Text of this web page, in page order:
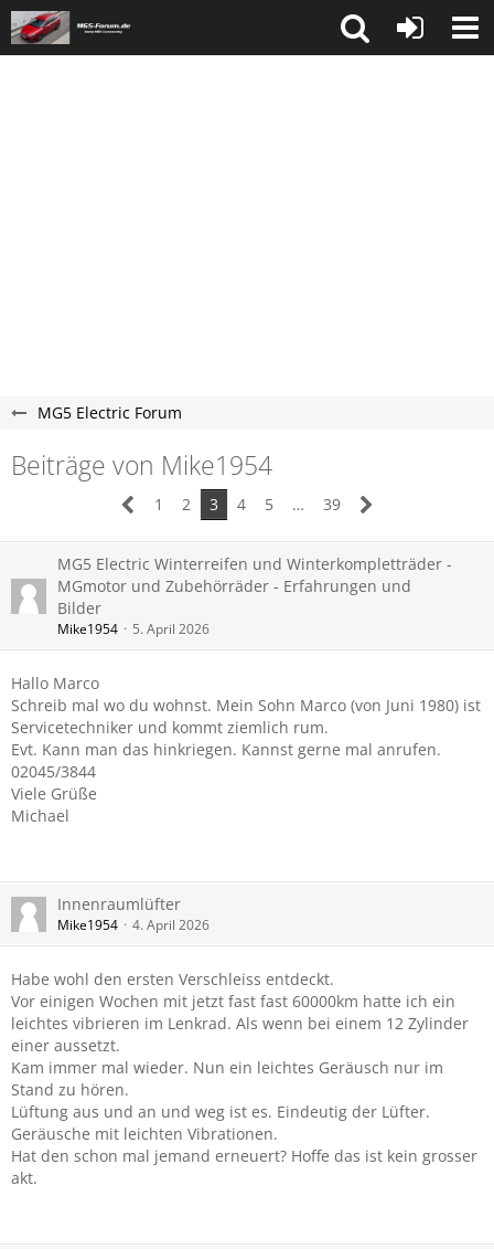
MG5 Electric Forum
Beiträge von Mike1954
1 2 3 4 5 … 39
MG5 Electric Winterreifen und Winterkompletträder -
MGmotor und Zubehörräder - Erfahrungen und
Bilder
Mike1954 5. April 2026
Hallo Marco
Schreib mal wo du wohnst. Mein Sohn Marco (von Juni 1980) ist
Servicetechniker und kommt ziemlich rum.
Evt. Kann man das hinkriegen. Kannst gerne mal anrufen.
02045/3844
Viele Grüße
Michael
Innenraumlüfter
Mike1954 4. April 2026
Habe wohl den ersten Verschleiss entdeckt.
Vor einigen Wochen mit jetzt fast fast 60000km hatte ich ein
leichtes vibrieren im Lenkrad. Als wenn bei einem 12 Zylinder
einer aussetzt.
Kam immer mal wieder. Nun ein leichtes Geräusch nur im
Stand zu hören.
Lüftung aus und an und weg ist es. Eindeutig der Lüfter.
Geräusche mit leichten Vibrationen.
Hat den schon mal jemand erneuert? Hoffe das ist kein grosser
akt.